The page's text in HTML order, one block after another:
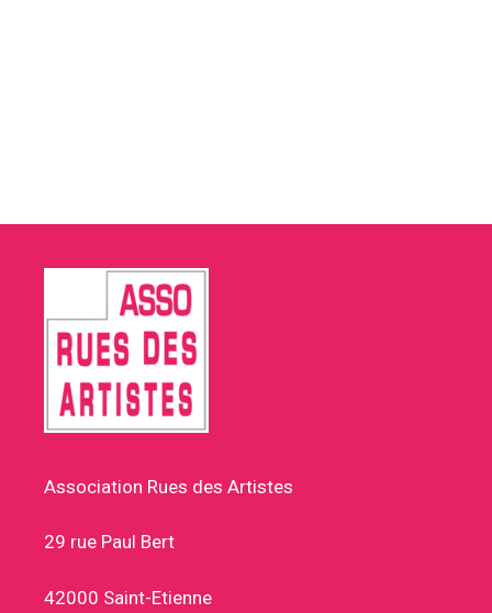
Association Rues des Artistes
29 rue Paul Bert
42000 Saint-Etienne